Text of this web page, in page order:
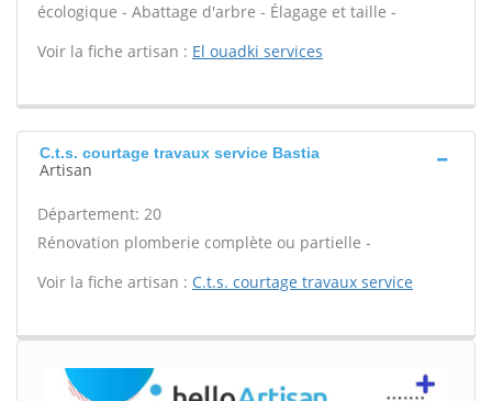
écologique - Abattage d'arbre - Élagage et taille -
Voir la fiche artisan : El ouadki services
C.t.s. courtage travaux service Bastia
Artisan
Département: 20
Rénovation plomberie complète ou partielle -
Voir la fiche artisan : C.t.s. courtage travaux service